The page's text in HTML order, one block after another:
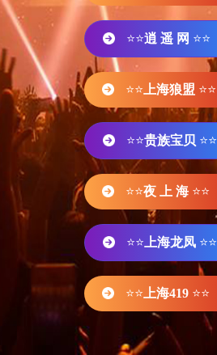
⭐⭐逍 遥 网 ⭐⭐
⭐⭐ 上海狼盟 ⭐⭐
⭐⭐贵族宝贝 ⭐⭐
⭐⭐夜 上 海 ⭐⭐
⭐⭐ 上海龙凤 ⭐⭐
⭐⭐ 上海419 ⭐⭐